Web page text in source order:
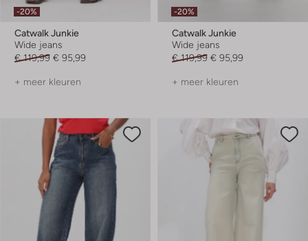
-20%
Catwalk Junkie
Wide jeans
€ 119,99 € 95,99
+ meer kleuren
-20%
Catwalk Junkie
Wide jeans
€ 119,99 € 95,99
+ meer kleuren